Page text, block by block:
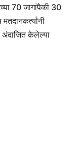
70 जागांपैकी 30
अंदाजित केलेल्या